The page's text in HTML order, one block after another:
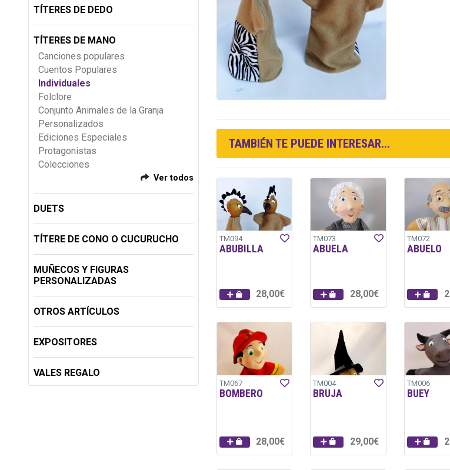
TÍTERES DE DEDO
TÍTERES DE MANO
Canciones populares
Cuentos Populares
Individuales
Folclore
Conjunto Animales de la Granja
Personalizados
Ediciones Especiales
Protagonistas
Colecciones
Ver todos
DUETS
TÍTERE DE CONO O CUCURUCHO
MUÑECOS Y FIGURAS
PERSONALIZADAS
OTROS ARTÍCULOS
EXPOSITORES
VALES REGALO
TAMBIÉN TE PUEDE INTERESAR...
TM094
ABUBILLA
28,00€
TM073
ABUELA
28,00€
TM072
ABUELO
TM067
BOMBERO
28,00€
TM004
BRUJA
29,00€
TM006
BUEY